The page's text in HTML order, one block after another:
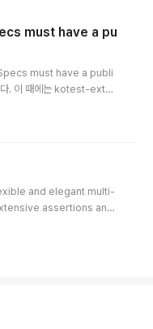
must have a pu
Specs must have a publi
. 이 때에는 kotest-exten
이야기가 다르다. https://g
extensions/spring.htm
and elegant multi-
assertions and
goovy로 작성하는 spock